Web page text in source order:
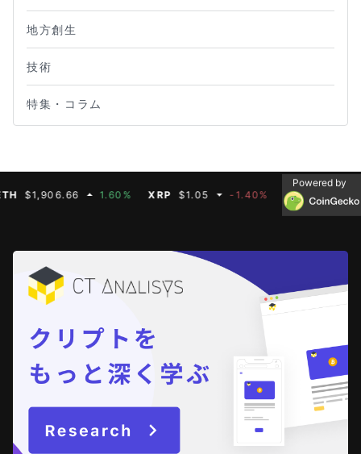
地方創生
技術
特集・コラム
1.60% XRP $1.05 -1.40% BNB $592.50
Powered by